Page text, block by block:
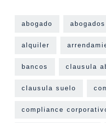
abogado abogados
alquiler
bancos clausula
clausula suelo
compliance